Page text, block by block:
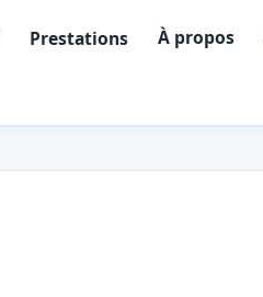
Prestations À propos